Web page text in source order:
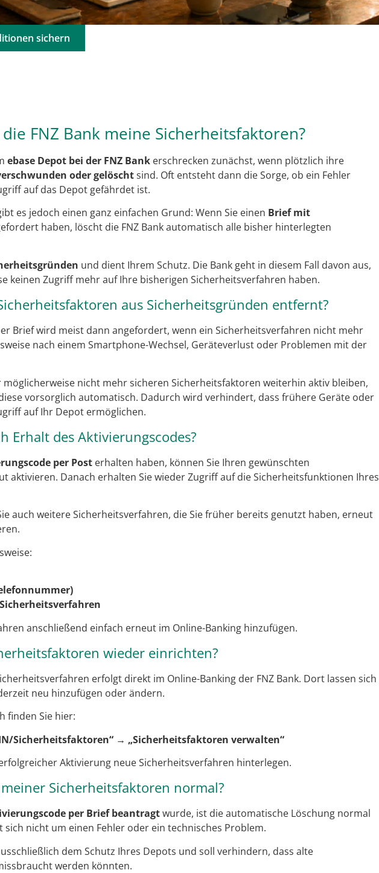
sichern
FNZ Bank meine Sicherheitsfaktoren?
ebase Depot bei der FNZ Bank erschrecken zunächst, wenn plötzlich ihre
oder gelöschtsind. Oft entsteht dann die Sorge, ob ein Fehler
auf das Depot gefährdet ist.
es jedoch einen ganz einfachen Grund: Wenn Sie einen Brief mit
haben, löscht die FNZ Bank automatisch alle bisher hinterlegten
und dient Ihrem Schutz. Die Bank geht in diesem Fall davon aus,
keinen Zugriff mehr auf Ihre bisherigen Sicherheitsverfahren haben.
aus Sicherheitsgründen entfernt?
Brief wird meist dann angefordert, wenn ein Sicherheitsverfahren nicht mehr
nach einem Smartphone-Wechsel, Geräteverlust oder Problemen mit der
nicht mehr sicheren Sicherheitsfaktoren weiterhin aktiv bleiben,
vorsorglich automatisch. Dadurch wird verhindert, dass frühere Geräte oder
auf Ihr Depot ermöglichen.
Erhalt des Aktivierungscodes?
per Post erhalten haben, können Sie Ihren gewünschten
aktivieren. Danach erhalten Sie wieder Zugriff auf die Sicherheitsfunktionen Ihres
auch weitere Sicherheitsverfahren, die Sie früher bereits genutzt haben, erneut
anschließend einfach erneut im Online-Banking hinzufügen.
wieder einrichten?
erfolgt direkt im Online-Banking der FNZ Bank. Dort lassen sich
neu hinzufügen oder ändern.
finden Sie hier:
Sicherheitsfaktoren“ → „Sicherheitsfaktoren verwalten“
Aktivierung neue Sicherheitsverfahren hinterlegen.
Sicherheitsfaktoren normal?
per Brief beantragtwurde, ist die automatische Löschung normal
sich nicht um einen Fehler oder ein technisches Problem.
dem Schutz Ihres Depots und soll verhindern, dass alte
werden könnten.